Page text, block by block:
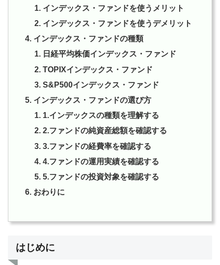
インデックス・ファンドを使うメリット
インデックス・ファンドを使うデメリット
インデックス・ファンドの種類
日経平均株価インデックス・ファンド
TOPIXインデックス・ファンド
S&P500インデックス・ファンド
インデックス・ファンドの選び方
1.インデックスの種類を理解する
2.ファンドの純資産総額を確認する
3.ファンドの経費率を確認する
4.ファンドの運用実績を確認する
5.ファンドの投資対象を確認する
おわりに
はじめに